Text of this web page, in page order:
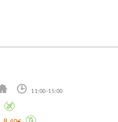
11:00-15:00